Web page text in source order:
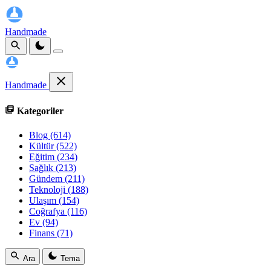
Handmade
Handmade
Kategoriler
Blog (614)
Kültür(522)
Eğitim (234)
Sağlık (213)
Gündem (211)
Teknoloji (188)
Ulaşım (154)
Coğrafya (116)
Ev (94)
Finans (71)
Ara Tema